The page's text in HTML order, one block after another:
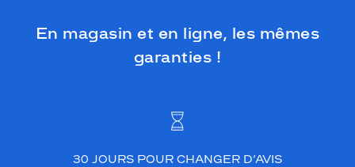
En magasin et en ligne, les mêmes
garanties !
30 JOURS POUR CHANGER D’AVIS